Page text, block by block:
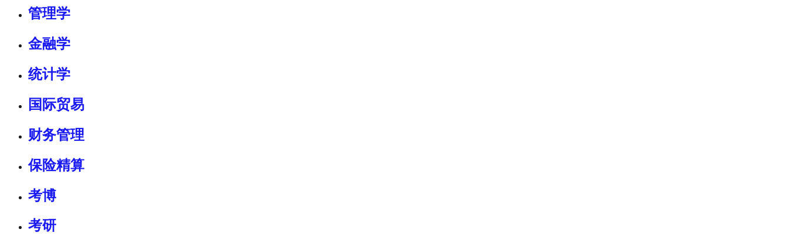
管理学
金融学
统计学
国际贸易
财务管理
保险精算
考博
考研